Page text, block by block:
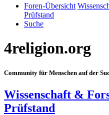
Foren-Übersicht
Prüfstand
Suche
4religion.org
Community für Menschen auf der
Wissenschaft &
Prüfstand